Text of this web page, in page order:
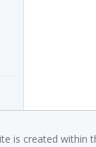
is created within